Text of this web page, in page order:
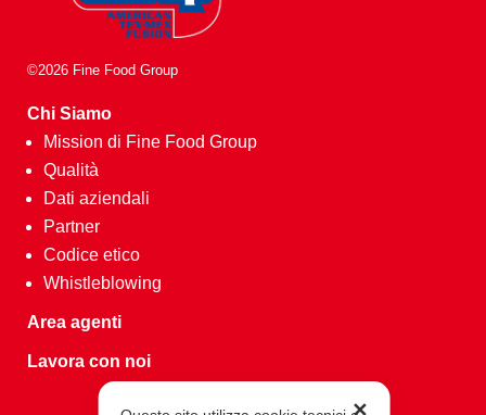
©2026 Fine Food Group
Chi Siamo
Mission di Fine Food Group
Qualità
Dati aziendali
Partner
Codice etico
Whistleblowing
Area agenti
Lavora con noi
✕